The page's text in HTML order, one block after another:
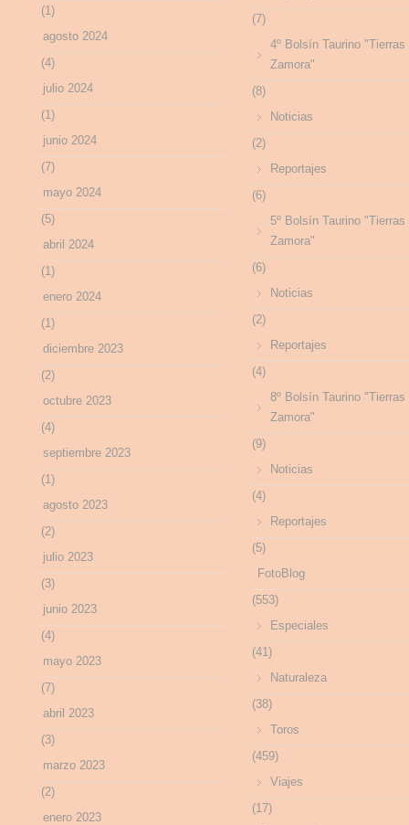
(1)
agosto 2024
(4)
julio 2024
(1)
junio 2024
(7)
mayo 2024
(5)
abril 2024
(1)
enero 2024
(1)
diciembre 2023
(2)
octubre 2023
(4)
septiembre 2023
(1)
agosto 2023
(2)
julio 2023
(3)
junio 2023
(4)
mayo 2023
(7)
abril 2023
(3)
marzo 2023
(2)
enero 2023
(7)
4º Bolsín Taurino "Tierras
Zamora"
(8)
Noticias
(2)
Reportajes
(6)
5º Bolsín Taurino "Tierras
Zamora"
(6)
Noticias
(2)
Reportajes
(4)
8º Bolsín Taurino "Tierras
Zamora"
(9)
Noticias
(4)
Reportajes
(5)
FotoBlog
(553)
Especiales
(41)
Naturaleza
(38)
Toros
(459)
Viajes
(17)